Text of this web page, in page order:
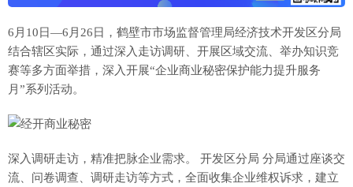
6月10日—6月26日，鹤壁市市场监督管理局经济技术开发区分局
结合辖区实际，通过深入走访调研、开展区域交流、举办知识竞
赛等多方面举措，深入开展“企业商业秘密保护能力提升服务
月”系列活动。
深入调研走访，精准把脉企业需求。 开发区分局 分局通过座谈交
流、问卷调查、调研走访等方式，全面收集企业维权诉求，建立